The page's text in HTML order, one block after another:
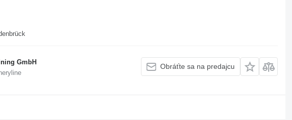
GmbH
Obráťte sa na predajcu